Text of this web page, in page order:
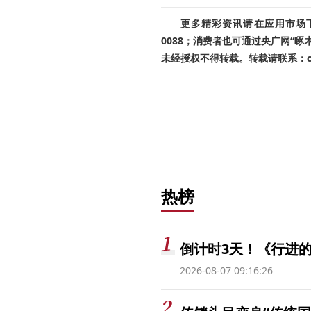
更多精彩资讯请在应用市场
0088；消费者也可通过央广网“啄
未经授权不得转载。转载请联系
热榜
倒计时3天！《行进
2026-08-07 09:16:26